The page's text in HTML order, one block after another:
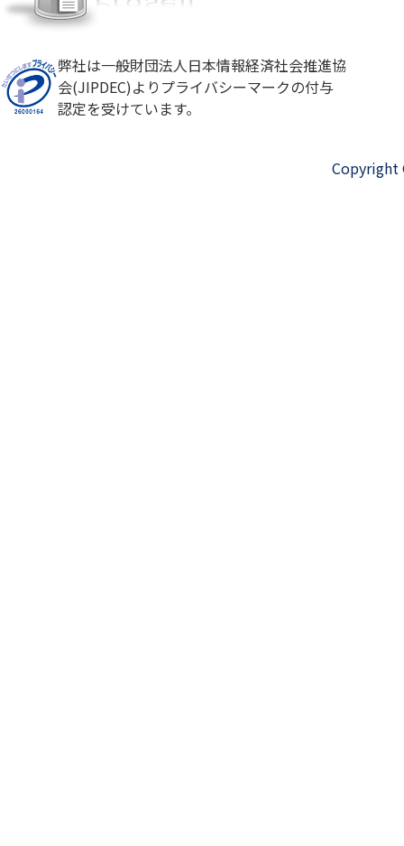
弊社は一般財団法人日本情報経済社会推進協
会(JIPDEC)よりプライバシーマークの付与
認定を受けています。
Copyright